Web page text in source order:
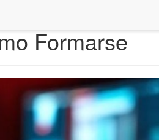
Formarse